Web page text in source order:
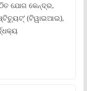
ଯୋଗ କେନ୍ଦ୍ର,
(ଟିୱାଇଆଇ),